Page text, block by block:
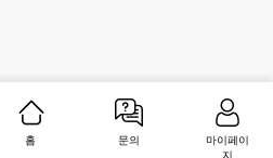
홈 문의
마이페이
지